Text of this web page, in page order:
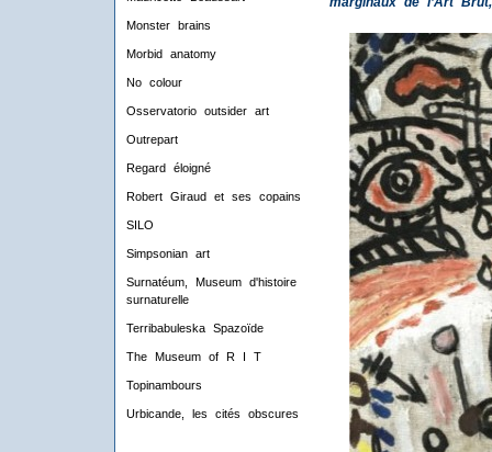
Monster brains
Morbid anatomy
No colour
Osservatorio outsider art
Outrepart
Regard éloigné
Robert Giraud et ses copains
SILO
Simpsonian art
Surnatéum, Museum d'histoire
surnaturelle
Terribabuleska Spazoïde
The Museum of R I T
Topinambours
Urbicande, les cités obscures